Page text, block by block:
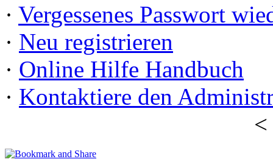
· Vergessenes Passwort
· Neu registrieren
· Online Hilfe Handbuch
· Kontaktiere den
<